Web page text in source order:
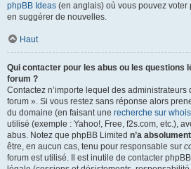
phpBB Ideas (en anglais) où vous pouvez
en suggérer de nouvelles.
Haut
Qui contacter pour les abus ou les questions
forum ?
Contactez n’importe lequel des administrateurs
forum ». Si vous restez sans réponse alors
du domaine (en faisant une recherche sur whois
utilisé (exemple : Yahoo!, Free, f2s.com, etc.),
abus. Notez que phpBB Limited n’a
être, en aucun cas, tenu pour responsable sur
forum est utilisé. Il est inutile de contacter